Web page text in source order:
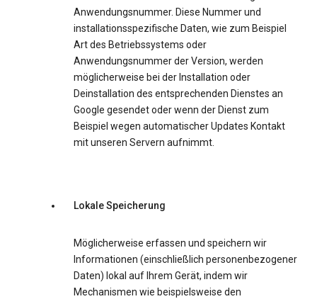
Anwendungsnummer. Diese Nummer und
installationsspezifische Daten, wie zum Beispiel
Art des Betriebssystems oder
Anwendungsnummer der Version, werden
möglicherweise bei der Installation oder
Deinstallation des entsprechenden Dienstes an
Google gesendet oder wenn der Dienst zum
Beispiel wegen automatischer Updates Kontakt
mit unseren Servern aufnimmt.
Lokale Speicherung
Möglicherweise erfassen und speichern wir
Informationen (einschließlich personenbezogener
Daten) lokal auf Ihrem Gerät, indem wir
Mechanismen wie beispielsweise den